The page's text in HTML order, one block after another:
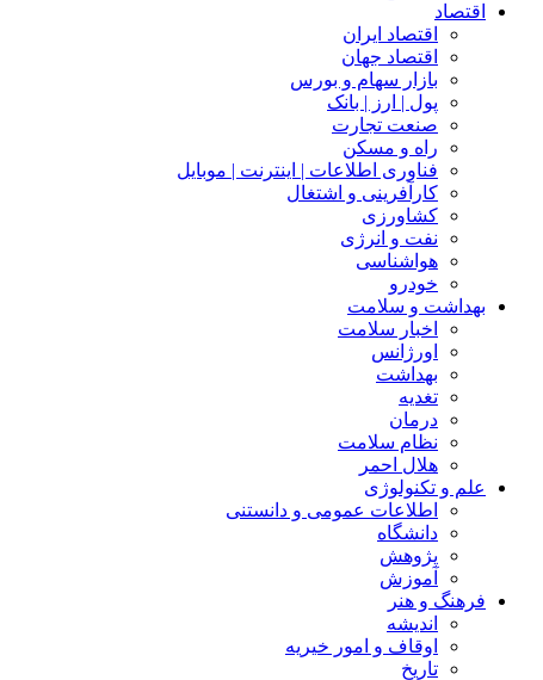
اقتصاد
اقتصاد ایران
اقتصاد جهان
بازار سهام و بورس
پول | ارز | بانک
صنعت تجارت
راه و مسکن
فناوری اطلاعات | اینترنت | موبایل
کارآفرینی و اشتغال
کشاورزی
نفت و انرژی
هواشناسی
خودرو
بهداشت و سلامت
اخبار سلامت
اورژانس
بهداشت
تغدیه
درمان
نظام سلامت
هلال احمر
علم و تکنولوژی
اطلاعات عمومی و دانستنی
دانشگاه
پژوهش
آموزش
فرهنگ و هنر
اندیشه
اوقاف و امور خیریه
تاریخ